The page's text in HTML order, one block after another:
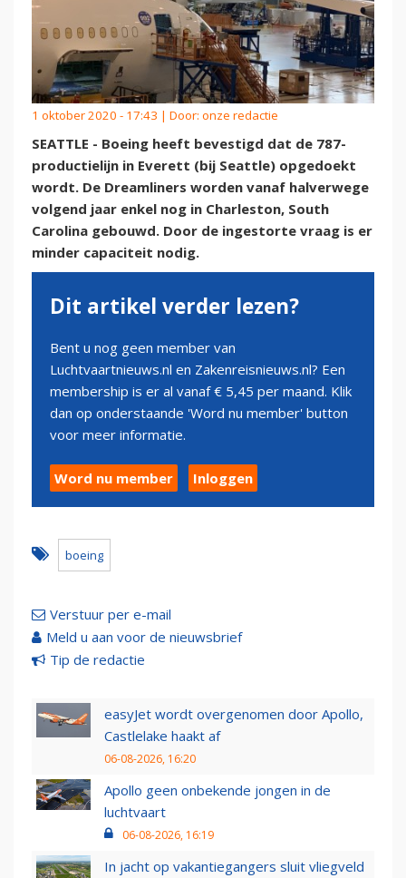
1 oktober 2020 - 17:43 | Door: onze redactie
SEATTLE - Boeing heeft bevestigd dat de 787-
productielijn in Everett (bij Seattle) opgedoekt
wordt. De Dreamliners worden vanaf halverwege
volgend jaar enkel nog in Charleston, South
Carolina gebouwd. Door de ingestorte vraag is er
minder capaciteit nodig.
Dit artikel verder lezen?
Bent u nog geen member van
Luchtvaartnieuws.nl en Zakenreisnieuws.nl? Een
membership is er al vanaf € 5,45 per maand. Klik
dan op onderstaande 'Word nu member' button
voor meer informatie.
Word nu member Inloggen
boeing
Verstuur per e-mail
Meld u aan voor de nieuwsbrief
Tip de redactie
easyJet wordt overgenomen door Apollo,
Castlelake haakt af
06-08-2026, 16:20
Apollo geen onbekende jongen in de
luchtvaart
06-08-2026, 16:19
In jacht op vakantiegangers sluit vliegveld